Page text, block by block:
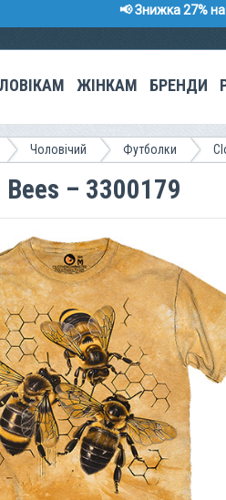
📢 Знижка 27%
ЖІНКАМ БРЕНДИ
Чоловічий Футболки
– 3300179